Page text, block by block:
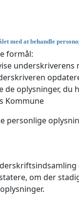
med at behandle
formål:
de oplysninger,
Kommune
personlige
om der